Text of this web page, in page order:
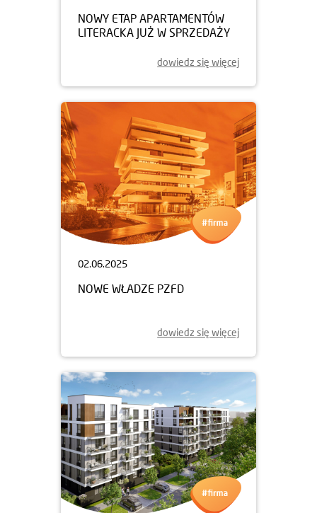
NOWY ETAP APARTAMENTÓW
LITERACKA JUŻ W SPRZEDAŻY
dowiedz się więcej
02.06.2025
NOWE WŁADZE PZFD
dowiedz się więcej